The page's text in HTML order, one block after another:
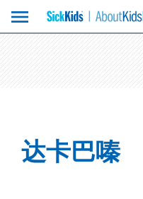
menu
达卡巴嗪